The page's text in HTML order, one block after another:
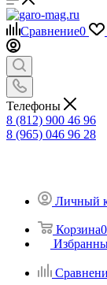
Сравнение0
Телефоны
8 (812) 900 46 96
8 (965) 046 96 28
Личный
Корзина0